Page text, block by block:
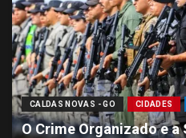
CALDAS NOVAS - GO CIDADES
Sete Presos por Ataque